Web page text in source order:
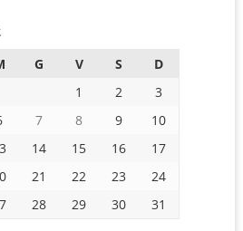
G V S
D
1
2
3
7 8 9
10
14 15 16
17
21 22 23
24
28 29 30 31